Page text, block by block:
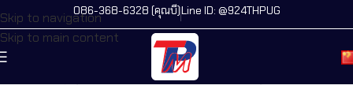
Skip to navigation
Skip to main content
086-368-6328 (คุณบี)Line ID: @924THPUG
/TLE系列平型破碎机